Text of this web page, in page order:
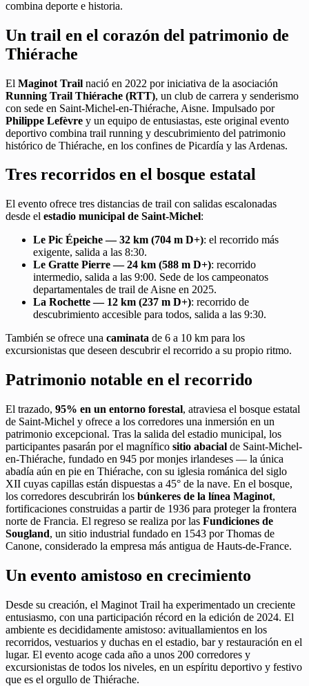
combina deporte e historia.
Un trail en el corazón del patrimonio de
Thiérache
El Maginot Trail nació en 2022 por iniciativa de la asociación
Running Trail Thiérache (RTT), un club de carrera y senderismo
con sede en Saint-Michel-en-Thiérache, Aisne. Impulsado por
Philippe Lefèvre y un equipo de entusiastas, este original evento
deportivo combina trail running y descubrimiento del patrimonio
histórico de Thiérache, en los confines de Picardía y las Ardenas.
Tres recorridos en el bosque estatal
El evento ofrece tres distancias de trail con salidas escalonadas
desde el estadio municipal de Saint-Michel:
Le Pic Épeiche — 32 km (704 m D+): el recorrido más
exigente, salida a las 8:30.
Le Gratte Pierre — 24 km (588 m D+): recorrido
intermedio, salida a las 9:00. Sede de los campeonatos
departamentales de trail de Aisne en 2025.
La Rochette — 12 km (237 m D+): recorrido de
descubrimiento accesible para todos, salida a las 9:30.
También se ofrece una caminata de 6 a 10 km para los
excursionistas que deseen descubrir el recorrido a su propio ritmo.
Patrimonio notable en el recorrido
El trazado, 95% en un entorno forestal, atraviesa el bosque estatal
de Saint-Michel y ofrece a los corredores una inmersión en un
patrimonio excepcional. Tras la salida del estadio municipal, los
participantes pasarán por el magnífico sitio abacial de Saint-Michel-
en-Thiérache, fundado en 945 por monjes irlandeses — la única
abadía aún en pie en Thiérache, con su iglesia románica del siglo
XII cuyas capillas están dispuestas a 45° de la nave. En el bosque,
los corredores descubrirán los búnkeres de la línea Maginot,
fortificaciones construidas a partir de 1936 para proteger la frontera
norte de Francia. El regreso se realiza por las Fundiciones de
Sougland, un sitio industrial fundado en 1543 por Thomas de
Canone, considerado la empresa más antigua de Hauts-de-France.
Un evento amistoso en crecimiento
Desde su creación, el Maginot Trail ha experimentado un creciente
entusiasmo, con una participación récord en la edición de 2024. El
ambiente es decididamente amistoso: avituallamientos en los
recorridos, vestuarios y duchas en el estadio, bar y restauración en el
lugar. El evento acoge cada año a unos 200 corredores y
excursionistas de todos los niveles, en un espíritu deportivo y festivo
que es el orgullo de Thiérache.